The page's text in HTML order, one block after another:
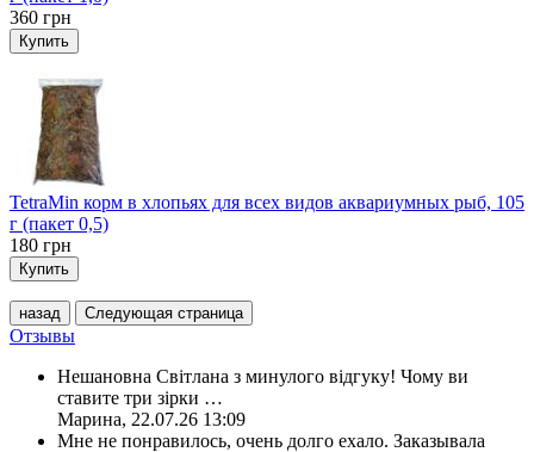
360 грн
Купить
TetraMin корм в хлопьях для всех видов аквариумных рыб, 105
г (пакет 0,5)
180 грн
Купить
назад Следующая страница
Отзывы
Нешановна Світлана з минулого відгуку! Чому ви
ставите три зірки …
Марина, 22.07.26 13:09
Мне не понравилось, очень долго ехало. Заказывала